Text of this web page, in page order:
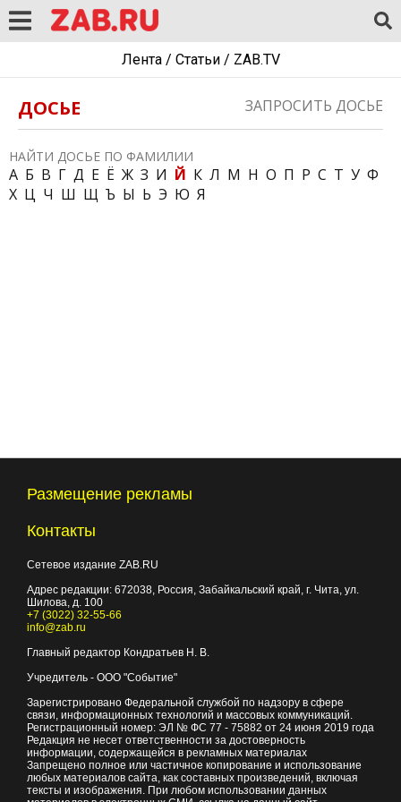
Лента/ Статьи/ ZAB.TV
ДОСЬЕ ЗАПРОСИТЬ ДОСЬЕ
НАЙТИ ДОСЬЕ ПО ФАМИЛИИ
А Б В Г Д Е Ё Ж З И Й К Л М Н О П Р С Т У Ф
Х Ц Ч Ш Щ Ъ Ы Ь Э Ю Я
Размещение рекламы
Контакты
Сетевое издание ZAB.RU
Адрес редакции: 672038, Россия, Забайкальский край, г. Чита, ул.
Шилова, д. 100
+7 (3022) 32-55-66
info@zab.ru
Главный редактор Кондратьев Н. В.
Учредитель - ООО "Событие"
Зарегистрировано Федеральной службой по надзору в сфере
связи, информационных технологий и массовых коммуникаций.
Регистрационный номер: ЭЛ № ФС 77 - 75882 от 24 июня 2019 года
Редакция не несет ответственности за достоверность
информации, содержащейся в рекламных материалах
Запрещено полное или частичное копирование и использование
любых материалов сайта, как составных произведений, включая
тексты и изображения. При любом использовании данных